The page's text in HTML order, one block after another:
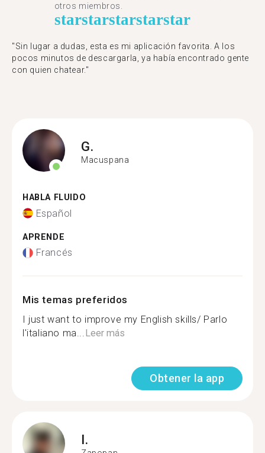
otros miembros.
starstarstarstarstar
"Sin lugar a dudas, esta es mi aplicación favorita. A los
pocos minutos de descargarla, ya había encontrado gente
con quien chatear."
G.
Macuspana
HABLA FLUIDO
Español
APRENDE
Francés
Mis temas preferidos
I just want to improve my English skills/ Parlo
l'italiano ma...Leer más
Obtener la app
I.